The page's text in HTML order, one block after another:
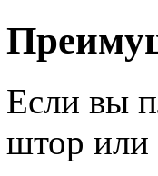
Если вы
штор или